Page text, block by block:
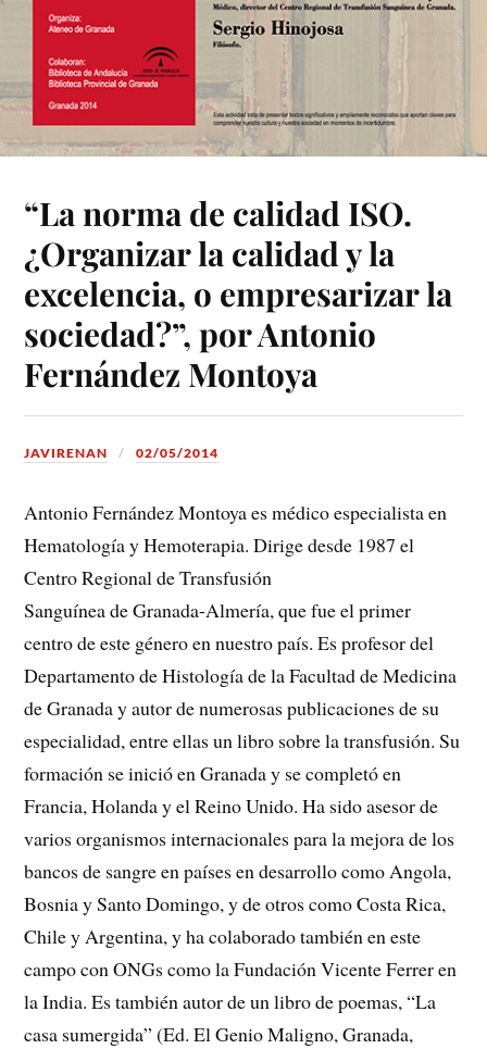
“La norma de calidad ISO.
¿Organizar la calidad y la
excelencia, o empresarizar la
sociedad?”, por Antonio
Fernández Montoya
JAVIRENAN 02/05/2014
Antonio Fernández Montoya es médico especialista en
Hematología y Hemoterapia. Dirige desde 1987 el
Centro Regional de Transfusión
Sanguínea de Granada-Almería, que fue el primer
centro de este género en nuestro país. Es profesor del
Departamento de Histología de la Facultad de Medicina
de Granada y autor de numerosas publicaciones de su
especialidad, entre ellas un libro sobre la transfusión. Su
formación se inició en Granada y se completó en
Francia, Holanda y el Reino Unido. Ha sido asesor de
varios organismos internacionales para la mejora de los
bancos de sangre en países en desarrollo como Angola,
Bosnia y Santo Domingo, y de otros como Costa Rica,
Chile y Argentina, y ha colaborado también en este
campo con ONGs como la Fundación Vicente Ferrer en
la India. Es también autor de un libro de poemas, “La
casa sumergida” (Ed. El Genio Maligno, Granada,